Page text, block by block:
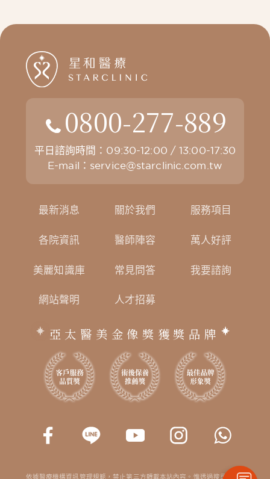
0800-277-889
平日諮詢時間：09:30-12:00 / 13:00-17:30
E-mail： service@starclinic.com.tw
最新消息 關於我們 服務項目
各院資訊 醫師陣容 萬人好評
美麗知識庫 常見問答 我要諮詢
網站聲明 人才招募
亞太醫美金像獎獲獎品牌
依據醫療機構資訊管理規範，禁止第三方轉載本站內容。惟透過搜尋